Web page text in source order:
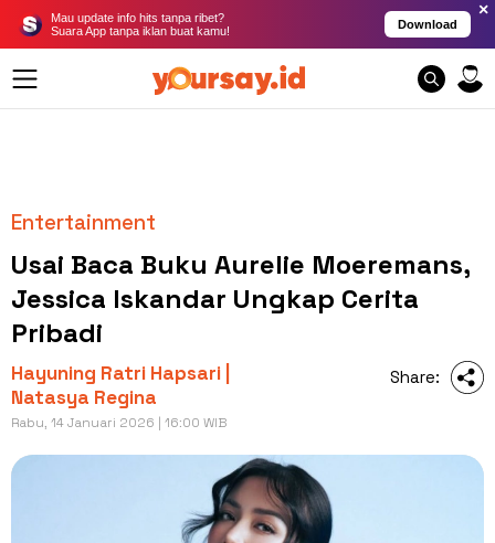
Mau update info hits tanpa ribet?
Suara App tanpa iklan buat kamu!
Download
×
Entertainment
Usai Baca Buku Aurelie Moeremans,
Jessica Iskandar Ungkap Cerita
Pribadi
Hayuning Ratri Hapsari |
Natasya Regina
Rabu, 14 Januari 2026 | 16:00 WIB
Share: